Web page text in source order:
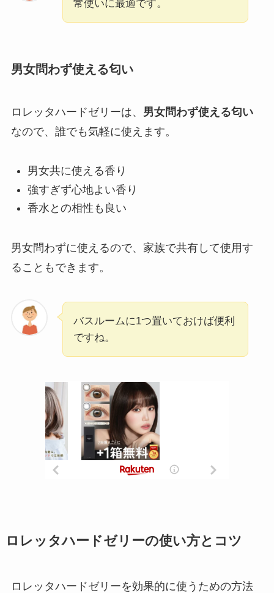
常使いに最適です。
男女問わず使える匂い
ロレッタハードゼリーは、 男女問わず使える匂い
なので、誰でも気軽に使えます。
男女共に使える香り
強すぎず心地よい香り
香水との相性も良い
男女問わずに使えるので、家族で共有して使用す
ることもできます。
バスルームに1つ置いておけば便利
ですね。
ロレッタハードゼリーの使い方とコツ
ロレッタハードゼリーを効果的に使うための方法